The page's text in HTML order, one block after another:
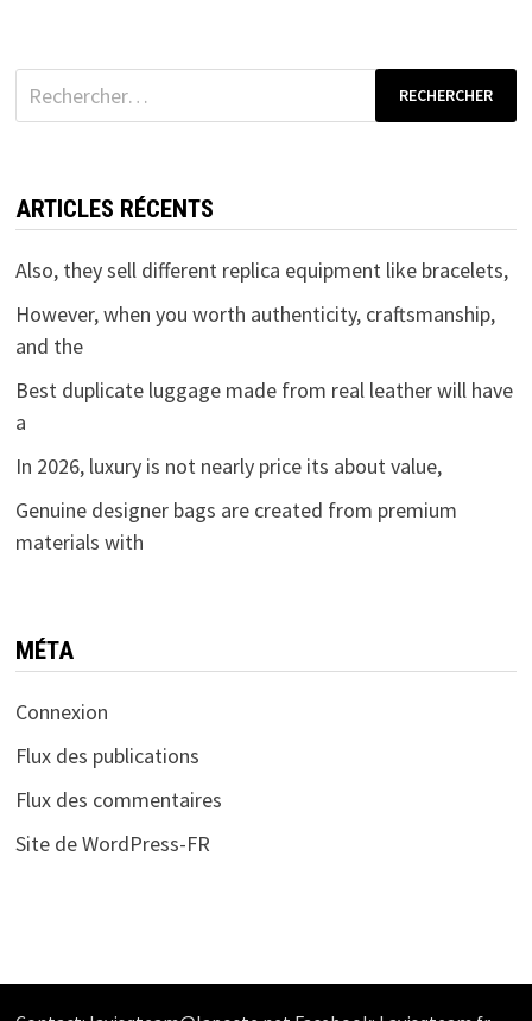
Rechercher :
ARTICLES RÉCENTS
Also, they sell different replica equipment like bracelets,
However, when you worth authenticity, craftsmanship,
and the
Best duplicate luggage made from real leather will have
a
In 2026, luxury is not nearly price its about value,
Genuine designer bags are created from premium
materials with
MÉTA
Connexion
Flux des publications
Flux des commentaires
Site de WordPress-FR